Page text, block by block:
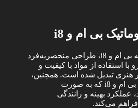
بی ام و
یکی از خصوصیات برجسته بی ام و i8، طراحی منحصربه‌فرد
استفاده از مواد با کیفیت و
هنری تبدیل شده است. همچنین،
سیستم گیربکس اتوماتیک بی ام و i8 که به صورت
عملکرد بهینه و رانندگی
می‌کند.